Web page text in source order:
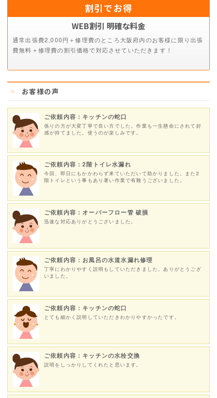
割引でお得
WEB割引 明確な料金
通常出張費2,000円＋修理費のところ大阪府内のお客様に限り出張
費無料＋修理費の割引価格で対応させていただきます！
お客様の声
ご依頼内容：キッチンの蛇口
係りの方が大変丁寧で良い方でした。作業も一生懸命にされて好
感が持てました。使うのが楽しみです。
ご依頼内容：2階トイレ水漏れ
今回、即日にもかかわらず来ていただいて助かりました。また2
階トイレという事もあり暑い作業で有難うございました。
ご依頼内容：オーバーフロー管 破損
迅速な対応ありがとうございました。
ご依頼内容：お風呂の水道水漏れ修理
丁寧にわかりやすく説明もしていただきました。ありがとうござ
いました。
ご依頼内容：キッチンの蛇口
とても細かく説明していただきわかりやすかったです。
ご依頼内容：キッチンの水栓交換
説明をしっかりしてくれたと思います。